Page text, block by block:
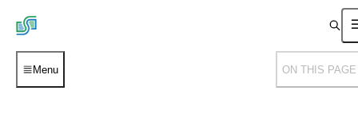
Menu ON THIS PAGE